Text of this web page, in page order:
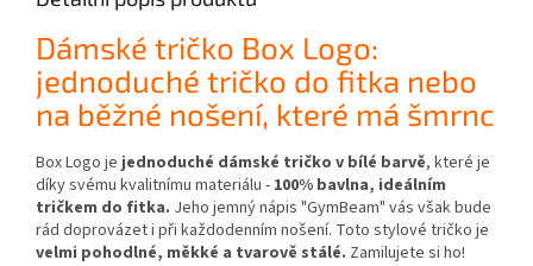
Dámské tričko Box Logo:
jednoduché tričko do fitka nebo
na běžné nošení, které má šmrnc
Box Logo je jednoduché dámské tričko v bílé barvě, které je
díky svému kvalitnímu materiálu - 100% bavlna, ideálním
tričkem do fitka. Jeho jemný nápis "GymBeam" vás však bude
rád doprovázet i při každodenním nošení. Toto stylové tričko je
velmi pohodlné, měkké a tvarově stálé. Zamilujete si ho!